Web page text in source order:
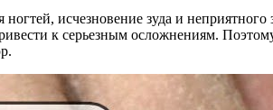
исчезновение зуда и неприятного
к серьезным осложнениям.